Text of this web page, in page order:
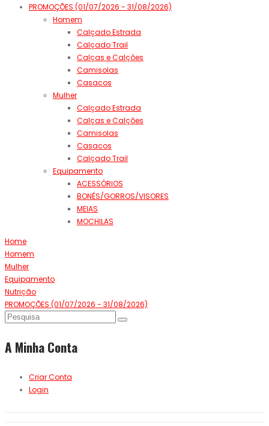
PROMOÇÕES (01/07/2026 - 31/08/2026)
Homem
Calçado Estrada
Calçado Trail
Calças e Calções
Camisolas
Casacos
Mulher
Calçado Estrada
Calças e Calções
Camisolas
Casacos
Calçado Trail
Equipamento
ACESSÓRIOS
BONÉS/GORROS/VISORES
MEIAS
MOCHILAS
Home
Homem
Mulher
Equipamento
Nutrição
PROMOÇÕES (01/07/2026 - 31/08/2026)
A Minha Conta
Criar Conta
Login